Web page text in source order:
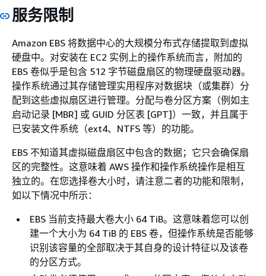
服务限制
Amazon EBS 将数据中心的大规模分布式存储提取到虚拟
硬盘中。对安装在 EC2 实例上的操作系统而言，附加的
EBS 卷似乎是包含 512 字节磁盘扇区的物理硬盘驱动器。
操作系统通过其存储管理实用程序对数据块（或集群）分
配到这些虚拟扇区进行管理。分配与卷分区方案（例如主
启动记录 [MBR] 或 GUID 分区表 [GPT]）一致，并且属于
已安装文件系统（ext4、NTFS 等）的功能。
EBS 不知道其虚拟磁盘扇区中包含的数据；它只会确保扇
区的完整性。这意味着 AWS 操作和操作系统操作是相互
独立的。在您选择卷大小时，请注意二者的功能和限制，
如以下情况中所示：
EBS 当前支持最大卷大小 64 TiB。这意味着您可以创
建一个大小为 64 TiB 的 EBS 卷，但操作系统是否能够
识别该容量的全部取决于其自身的设计特征以及该卷
的分区方式。